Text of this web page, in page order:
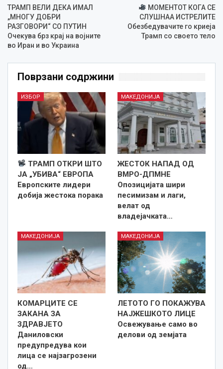
ТРАМП ВЕЛИ ДЕКА ИМАЛ
„МНОГУ ДОБРИ
РАЗГОВОРИ“ СО ПУТИН
Очекува брз крај на војните
во Иран и во Украина
МОМЕНТОТ КОГА СЕ
СЛУШНАА ИСТРЕЛИТЕ
Обезбедувачите го криеја
Трамп со своето тело
Поврзани содржини
ИЗБОР
ТРАМП ОТКРИ ШТО
ЈА „УБИВА“ ЕВРОПА
Европските лидери
добија жестока порака
МАКЕДОНИЈА
ЖЕСТОК НАПАД ОД
ВМРО-ДПМНЕ
Опозицијата шири
песимизам и лаги,
велат од
владејачката…
МАКЕДОНИЈА
КОМАРЦИТЕ СЕ
ЗАКАНА ЗА
ЗДРАВЈЕТО
Даниловски
предупредува кои
лица се најзагрозени
од…
МАКЕДОНИЈА
ЛЕТОТО ГО ПОКАЖУВА
НАЈЖЕШКОТО ЛИЦE
Освежување само во
делови од земјата